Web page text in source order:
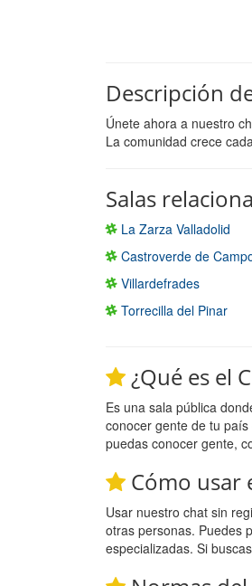
Descripción
Únete ahora a nuestro
La comunidad crece
Salas
La Zarza Valladolid
Castroverde de
Villardefrades
Torrecilla del Pinar
¿Qué es el
Es una sala pública
conocer gente de tu
puedas conocer gente,
Cómo usar
Usar nuestro chat sin
otras personas. Puedes
especializadas. Si